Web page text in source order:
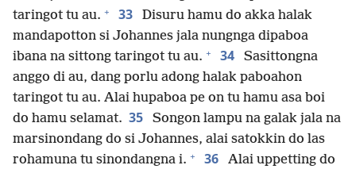
taringot tu au. + 33
Disuru hamu do akka halak
mandapotton si Johannes jala nungnga dipaboa
ibana na sittong taringot tu au. + 34
Sasittongna
anggo di au, dang porlu adong halak paboahon
taringot tu au. Alai hupaboa pe on tu hamu asa boi
do hamu selamat. 35
Songon lampu na galak jala na
marsinondang do si Johannes, alai satokkin do las
rohamuna tu sinondangna i. + 36
Alai uppetting do